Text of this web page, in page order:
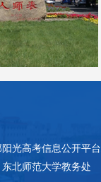
光高考信息公开平台
东北师范大学教务处